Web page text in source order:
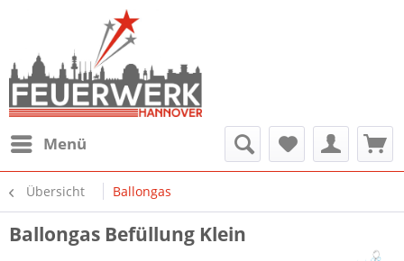
Menü
Übersicht Ballongas
Ballongas Befüllung Klein